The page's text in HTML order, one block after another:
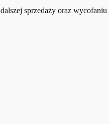
sprzedaży oraz wycofaniu